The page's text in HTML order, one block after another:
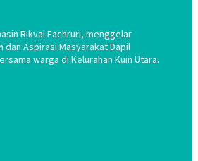
Rikval Fachruri, menggelar
dan Aspirasi Masyarakat Dapil
warga di Kelurahan Kuin Utara.